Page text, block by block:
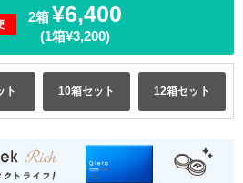
2箱 ¥6,400
(1箱¥3,200)
ト 10箱セット 12箱セット